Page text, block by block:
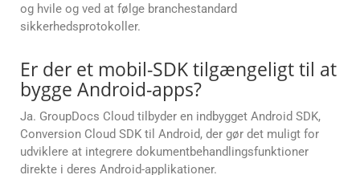
og hvile og ved at følge branchestandard
sikkerhedsprotokoller.
Er der et mobil-SDK tilgængeligt til at
bygge Android-apps?
Ja. GroupDocs Cloud tilbyder en indbygget Android SDK,
Conversion Cloud SDK til Android, der gør det muligt for
udviklere at integrere dokumentbehandlingsfunktioner
direkte i deres Android-applikationer.